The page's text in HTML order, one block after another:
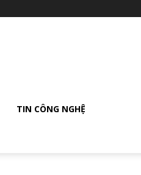
TIN CÔNG NGHỆ